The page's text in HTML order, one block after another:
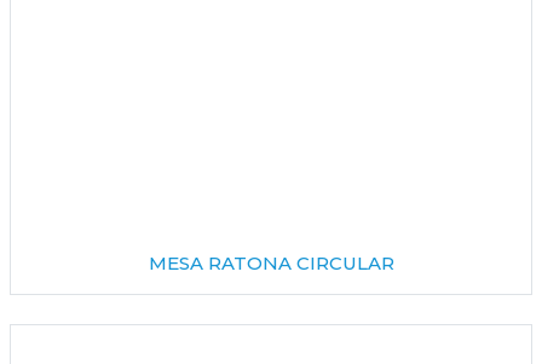
MESA RATONA CIRCULAR